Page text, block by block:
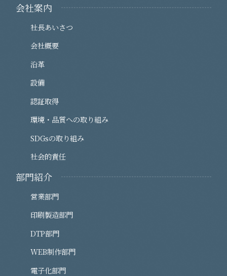
会社案内
社長あいさつ
会社概要
沿革
設備
認証取得
環境・品質への取り組み
SDGsの取り組み
社会的責任
部門紹介
営業部門
印刷製造部門
DTP部門
WEB制作部門
電子化部門